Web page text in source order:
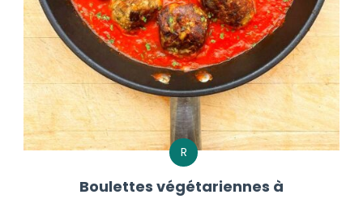
R
Boulettes végétariennes à